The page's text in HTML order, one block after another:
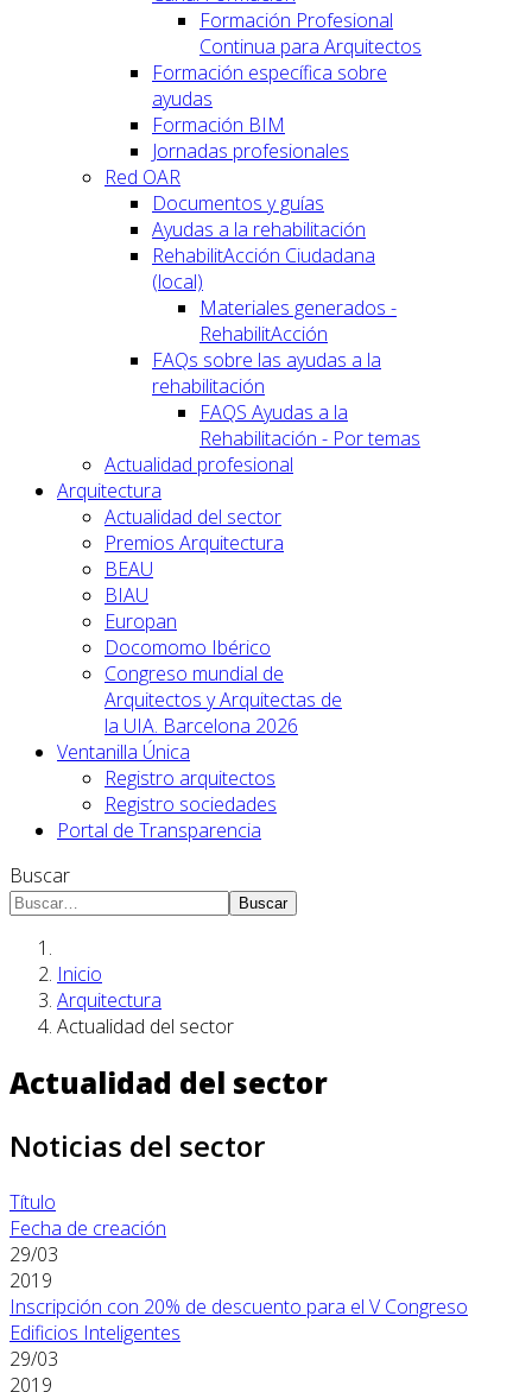
Formación Profesional
Continua para Arquitectos
Formación específica sobre
ayudas
Formación BIM
Jornadas profesionales
Red OAR
Documentos y guías
Ayudas a la rehabilitación
RehabilitAcción Ciudadana
(local)
Materiales generados -
RehabilitAcción
FAQs sobre las ayudas a la
rehabilitación
FAQS Ayudas a la
Rehabilitación - Por temas
Actualidad profesional
Arquitectura
Actualidad del sector
Premios Arquitectura
BEAU
BIAU
Europan
Docomomo Ibérico
Congreso mundial de
Arquitectos y Arquitectas de
la UIA. Barcelona 2026
Ventanilla Única
Registro arquitectos
Registro sociedades
Portal de Transparencia
Buscar
Buscar
Inicio
Arquitectura
Actualidad del sector
Actualidad del sector
Noticias del sector
Título
Fecha de creación
29/03
2019
Inscripción con 20% de descuento para el V Congreso
Edificios Inteligentes
29/03
2019